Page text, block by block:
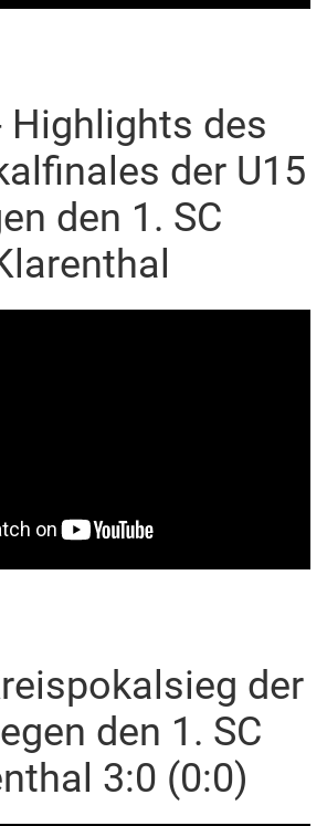
Highlights des
der U15
den 1. SC
der
den 1. SC
3:0 (0:0)